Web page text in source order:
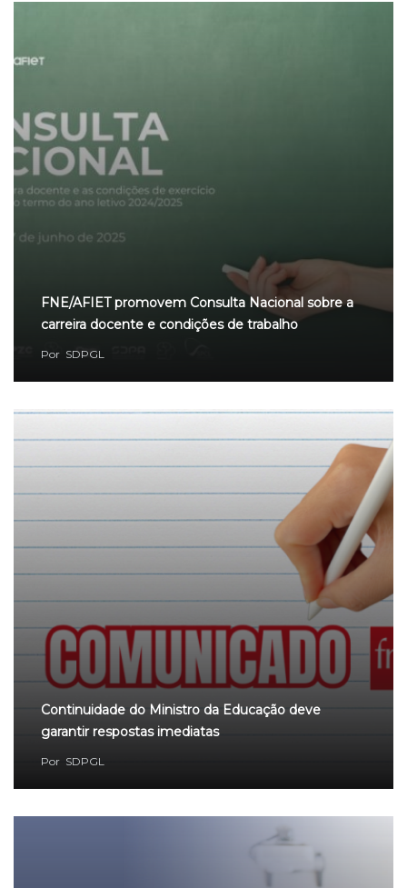
FNE/AFIET promovem Consulta Nacional sobre a
carreira docente e condições de trabalho
Por SDPGL
Continuidade do Ministro da Educação deve
garantir respostas imediatas
Por SDPGL